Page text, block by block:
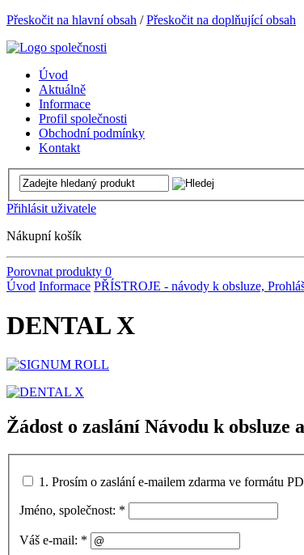
Přeskočit na hlavní obsah /Přeskočit na doplňující obsah
Úvod
Aktuálně
Informace
Profil společnosti
Obchodní podmínky
Kontakt
Přihlásit uživatele
Nákupní košík
Porovnat produkty 0
Úvod Informace PŘÍSTROJE - návody k obsluze,
DENTAL X
Žádost o zaslání Návodu k obsluze
1. Prosím o zaslání e-mailem zdarma ve formátu
Jméno, společnost: *
Váš e-mail: *